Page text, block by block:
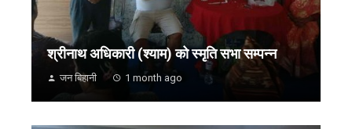
श्रीनाथ अधिकारी (श्याम) को स्मृति सभा सम्पन्न
जन बिहानी 1 month ago